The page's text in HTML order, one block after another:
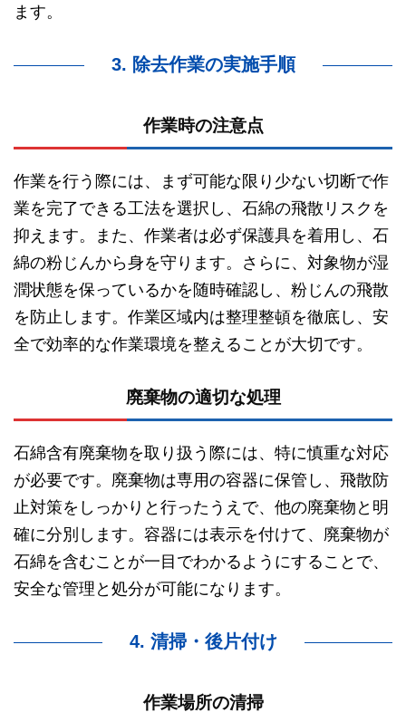
ます。
3. 除去作業の実施手順
作業時の注意点
作業を行う際には、まず可能な限り少ない切断で作
業を完了できる工法を選択し、石綿の飛散リスクを
抑えます。また、作業者は必ず保護具を着用し、石
綿の粉じんから身を守ります。さらに、対象物が湿
潤状態を保っているかを随時確認し、粉じんの飛散
を防止します。作業区域内は整理整頓を徹底し、安
全で効率的な作業環境を整えることが大切です。
廃棄物の適切な処理
石綿含有廃棄物を取り扱う際には、特に慎重な対応
が必要です。廃棄物は専用の容器に保管し、飛散防
止対策をしっかりと行ったうえで、他の廃棄物と明
確に分別します。容器には表示を付けて、廃棄物が
石綿を含むことが一目でわかるようにすることで、
安全な管理と処分が可能になります。
4. 清掃・後片付け
作業場所の清掃